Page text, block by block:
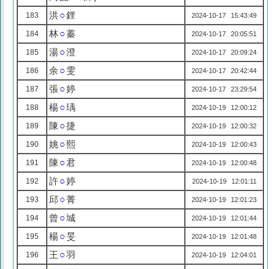
183 洪○鋰 2024-10-17 15:43:49
184 林○蓁 2024-10-17 20:05:51
185 湯○澄 2024-10-17 20:09:24
186 余 ○ 雯 2024-10-17 20:42:44
187 張○婷 2024-10-17 23:29:54
188 楊○瑀 2024-10-19 12:00:12
189 陳 ○捷 2024-10-19 12:00:32
190 姚○ 熙 2024-10-19 12:00:43
191 陳 ○君 2024-10-19 12:00:48
192 許○婷 2024-10-19 12:01:11
193 邱 ○菁 2024-10-19 12:01:23
194 曾 ○城 2024-10-19 12:01:44
195 楊○旻 2024-10-19 12:01:48
196 王 ○羽 2024-10-19 12:04:01